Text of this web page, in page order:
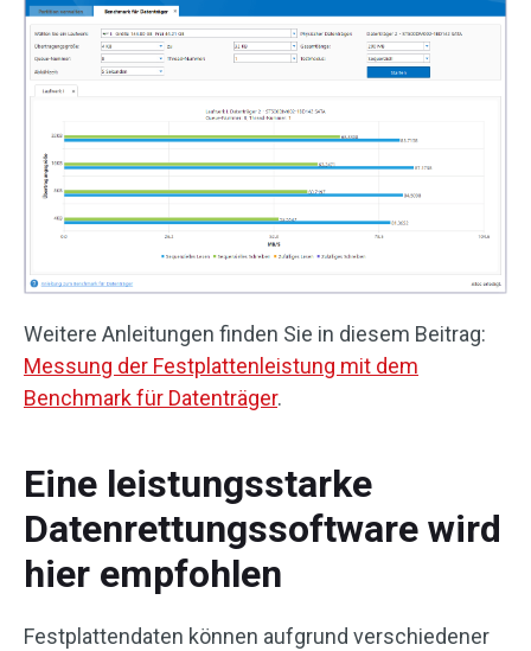
Weitere Anleitungen finden Sie in diesem Beitrag:
Messung der Festplattenleistung mit dem
Benchmark für Datenträger.
Eine leistungsstarke
Datenrettungssoftware wird
hier empfohlen
Festplattendaten können aufgrund verschiedener